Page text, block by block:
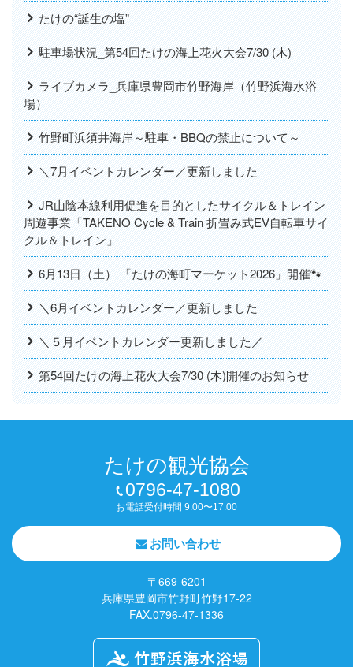
たけの“誕生の塩”
駐車場状況_第54回たけの海上花火大会7/30 (木)
ライブカメラ_兵庫県豊岡市竹野海岸（竹野浜海水浴
場）
竹野町浜須井海岸～駐車・BBQの禁止について～
＼7月イベントカレンダー／更新しました
JR山陰本線利用促進を目的としたサイクル＆トレイン
周遊事業「TAKENO Cycle & Train 折畳み式EV自転車サイ
クル＆トレイン」
6月13日（土） 「たけの海町マーケット2026」開催🐾
＼6月イベントカレンダー／更新しました
＼５月イベントカレンダー更新しました／
第54回たけの海上花火大会7/30 (木)開催のお知らせ
たけの観光協会
0796-47-1080
お電話受付時間 9:00〜17:00
お問い合わせ
〒669-6201
兵庫県豊岡市竹野町竹野17-22
FAX.0796-47-1336